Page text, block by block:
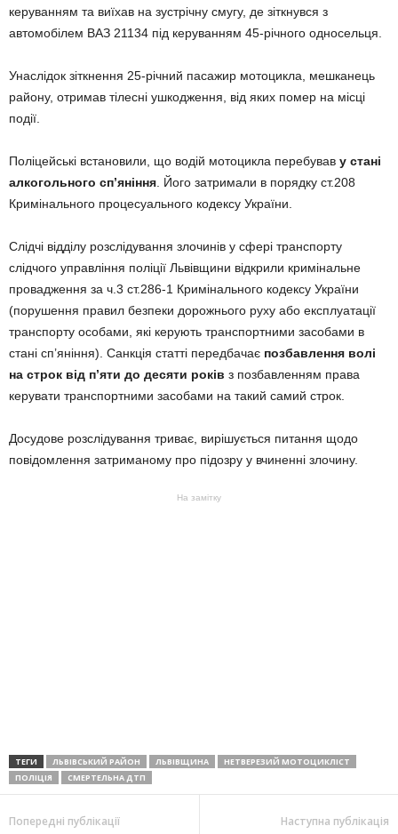
керуванням та виїхав на зустрічну смугу, де зіткнувся з
автомобілем ВАЗ 21134 під керуванням 45-річного односельця.
Унаслідок зіткнення 25-річний пасажир мотоцикла, мешканець
району, отримав тілесні ушкодження, від яких помер на місці
події.
Поліцейські встановили, що водій мотоцикла перебував у стані
алкогольного сп’яніння . Його затримали в порядку ст.208
Кримінального процесуального кодексу України.
Слідчі відділу розслідування злочинів у сфері транспорту
слідчого управління поліції Львівщини відкрили кримінальне
провадження за ч.3 ст.286-1 Кримінального кодексу України
(порушення правил безпеки дорожнього руху або експлуатації
транспорту особами, які керують транспортними засобами в
стані сп’яніння). Санкція статті передбачає позбавлення волі
на строк від п’яти до десяти років з позбавленням права
керувати транспортними засобами на такий самий строк.
Досудове розслідування триває, вирішується питання щодо
повідомлення затриманому про підозру у вчиненні злочину.
На замітку
ТЕГИ ЛЬВІВСЬКИЙ РАЙОН ЛЬВІВЩИНА
НЕТВЕРЕЗИЙ МОТОЦИКЛІСТ
ПОЛІЦІЯ
СМЕРТЕЛЬНА ДТП
Попередні публікації Наступна публікація